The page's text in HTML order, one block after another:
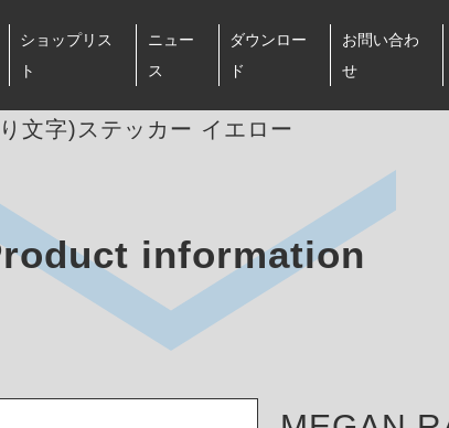
ショップリス
ト
ニュー
ス
ダウンロー
ド
お問い合わ
せ
文字)ステッカー イエロー
information